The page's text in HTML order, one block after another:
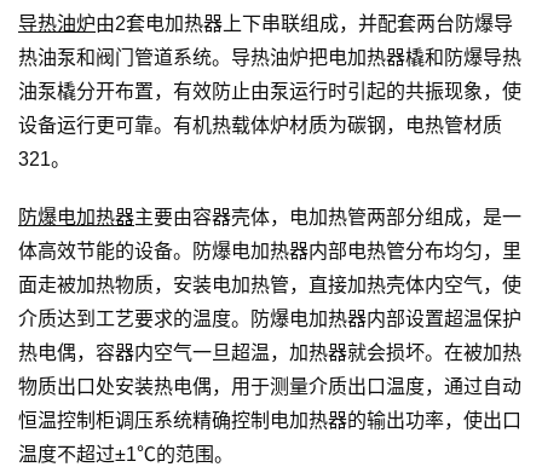
导热油炉由2套电加热器上下串联组成，并配套两台防爆导
热油泵和阀门管道系统。导热油炉把电加热器橇和防爆导热
油泵橇分开布置，有效防止由泵运行时引起的共振现象，使
设备运行更可靠。有机热载体炉材质为碳钢，电热管材质
321。
防爆电加热器主要由容器壳体，电加热管两部分组成，是一
体高效节能的设备。防爆电加热器内部电热管分布均匀，里
面走被加热物质，安装电加热管，直接加热壳体内空气，使
介质达到工艺要求的温度。防爆电加热器内部设置超温保护
热电偶，容器内空气一旦超温，加热器就会损坏。在被加热
物质出口处安装热电偶，用于测量介质出口温度，通过自动
恒温控制柜调压系统精确控制电加热器的输出功率，使出口
温度不超过±1℃的范围。